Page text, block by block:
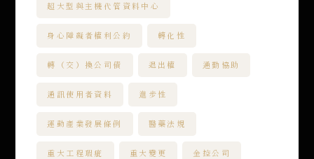
超大型與主機代管資料中心
身心障礙者權利公約 轉化性
轉（交）換公司債 退出權 通勤協助
通訊使用者資料 進步性
運動產業發展條例 醫藥法規
重大工程瑕疵 重大變更 金控公司